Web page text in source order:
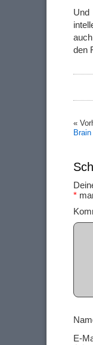
den
«
*
E-